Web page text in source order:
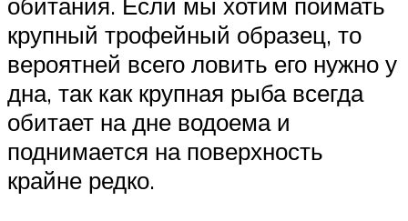
крупный трофейный образец, то
вероятней всего ловить его нужно у
дна, так как крупная рыба всегда
обитает на дне водоема и
поднимается на поверхность
крайне редко.